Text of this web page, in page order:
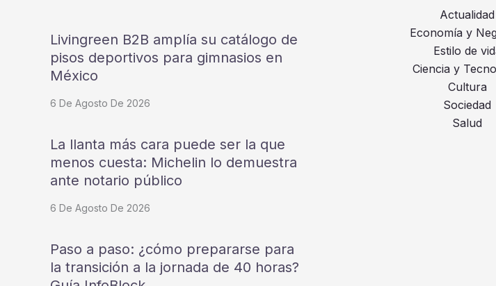
Livingreen B2B amplía su catálogo de
pisos deportivos para gimnasios en
México
6 De Agosto De 2026
La llanta más cara puede ser la que
menos cuesta: Michelin lo demuestra
ante notario público
6 De Agosto De 2026
Paso a paso: ¿cómo prepararse para
la transición a la jornada de 40 horas?
Actualidad
Economía y
Estilo de
Ciencia y
Cultura
Sociedad
Salud